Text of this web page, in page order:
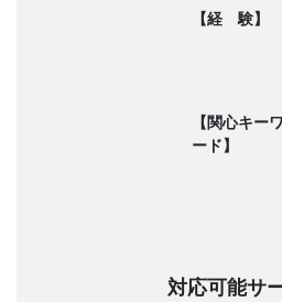
【経 験】
【関心キーワ
ード】
対応可能サ